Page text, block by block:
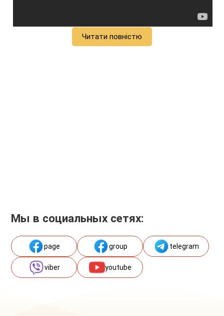
Читати повністю
Мы в социальных сетях:
page group telegram
viber youtube